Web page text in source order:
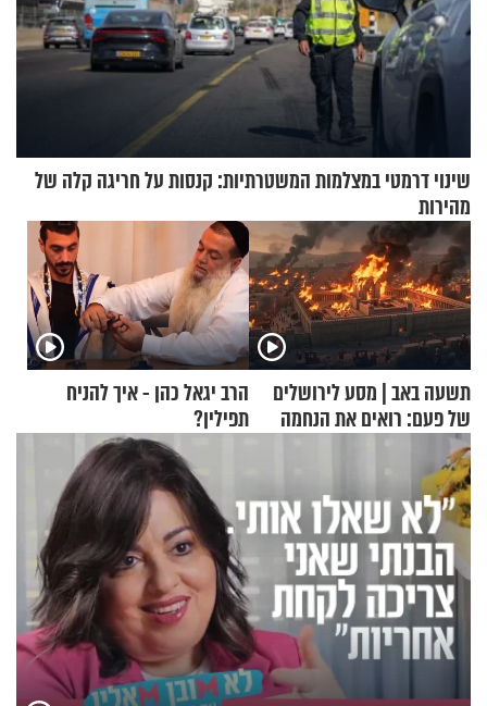
שינוי דרמטי במצלמות המשטרתיות: קנסות על חריגה קלה של
מהירות
תשעה באב | מסע לירושלים
של פעם: רואים את הנחמה
הרב יגאל כהן - איך להניח
תפילין?